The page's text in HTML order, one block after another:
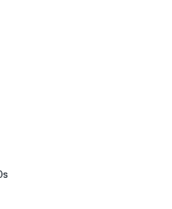
는 세대
고 있다
있어야 한다
이다